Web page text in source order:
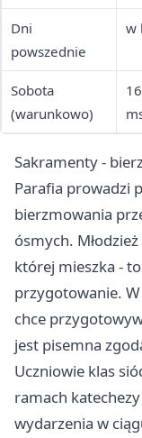
Dni
powszednie
w
Sobota
(warunkowo)
Sakramenty -
Parafia prowadzi
bierzmowania
ósmych.
której mieszka -
przygotowanie.
chce
jest pisemna
Uczniowie klas
ramach
wydarzenia w